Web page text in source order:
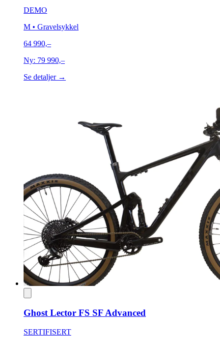
DEMO
M • Gravelsykkel
64 990,–
Ny: 79 990,–
Se detaljer →
Ghost Lector FS SF Advanced
SERTIFISERT